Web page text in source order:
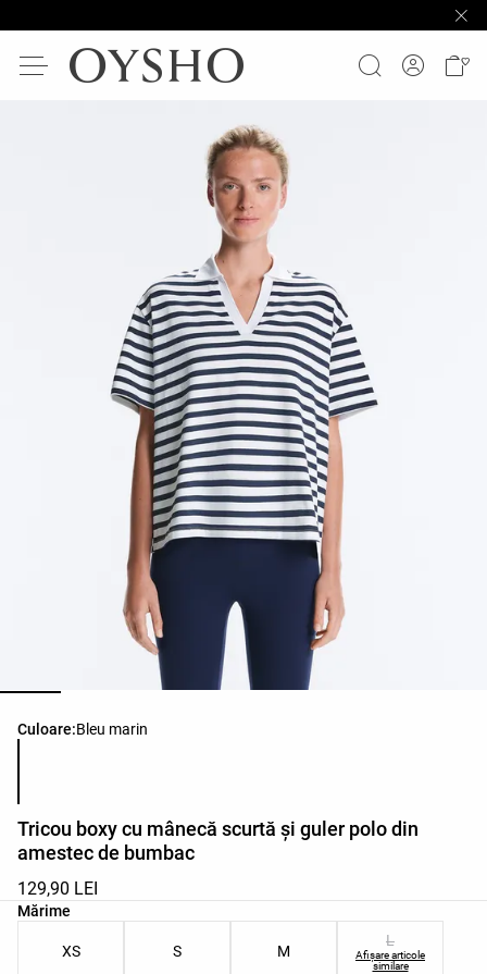
Culoare:Bleu marin
Lista de culori ale produsului
Tricou boxy cu mânecă scurtă și guler polo din
amestec de bumbac
129,90 LEI
Mărime
Lista de mărimi ale produsului
XS S M
L
Afișare articole
similare